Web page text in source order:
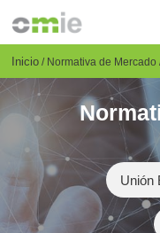
principal
Breadcrumb
Inicio Normativa de Mercado